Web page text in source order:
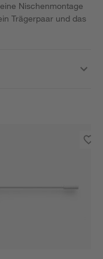
Nischenmontage
Trägerpaar und das